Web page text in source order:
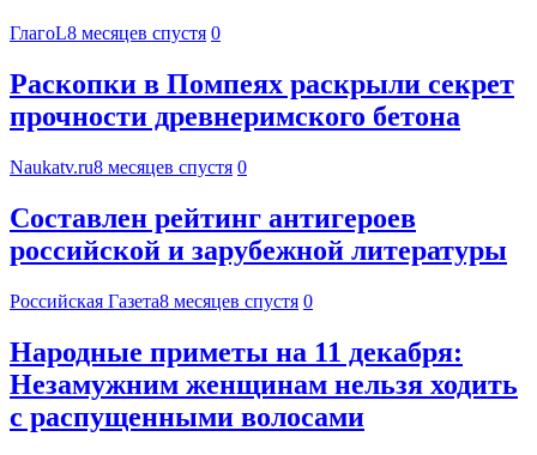
ГлагоL8 месяцев спустя 0
Раскопки в Помпеях раскрыли секрет
прочности древнеримского бетона
Naukatv.ru8 месяцев спустя 0
Составлен рейтинг антигероев
российской и зарубежной литературы
Российская Газета8 месяцев спустя 0
Народные приметы на 11 декабря:
Незамужним женщинам нельзя ходить
с распущенными волосами